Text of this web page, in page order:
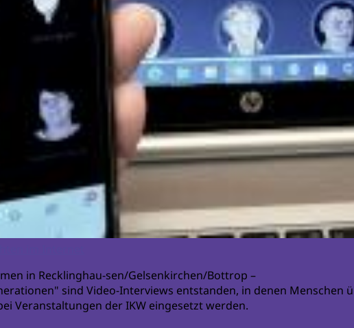
in Recklinghau-sen/Gelsenkirchen/Bottrop –
sind Video-Interviews entstanden, in denen Menschen
Veranstaltungen der IKW eingesetzt werden.